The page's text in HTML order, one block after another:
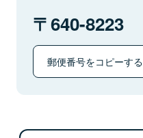
640-8223
郵便番号をコピーする